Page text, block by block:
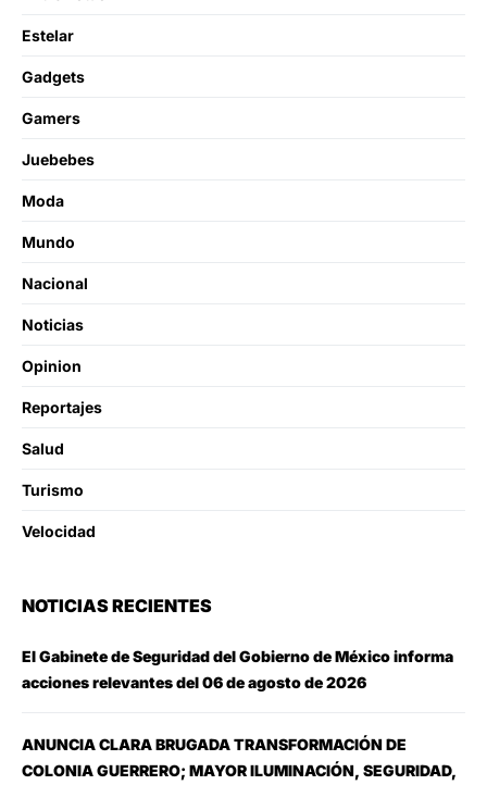
Estelar
Gadgets
Gamers
Juebebes
Moda
Mundo
Nacional
Noticias
Opinion
Reportajes
Salud
Turismo
Velocidad
NOTICIAS RECIENTES
El Gabinete de Seguridad del Gobierno de México informa
acciones relevantes del 06 de agosto de 2026
ANUNCIA CLARA BRUGADA TRANSFORMACIÓN DE
COLONIA GUERRERO; MAYOR ILUMINACIÓN, SEGURIDAD,